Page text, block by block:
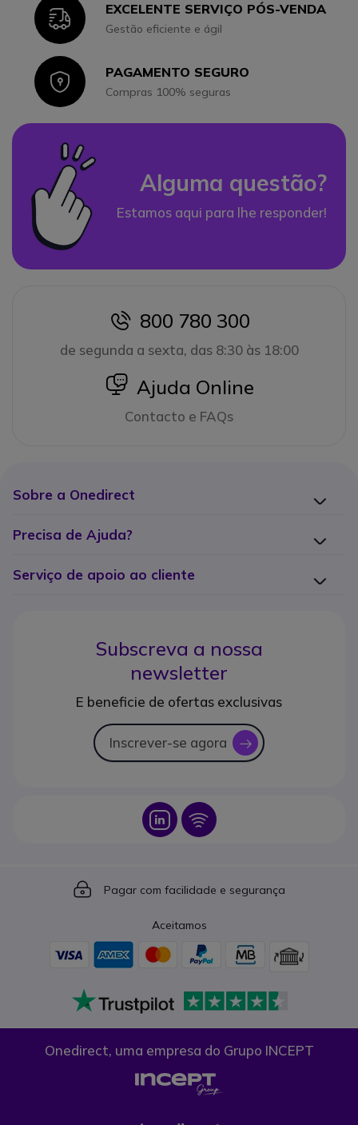
IconEXCELENTE SERVIÇO PÓS-VENDA
Gestão eficiente e ágil
IconPAGAMENTO SEGURO
Compras 100% seguras
Alguma questão?
Estamos aqui para lhe responder!
icon
800 780 300
de segunda a sexta, das 8:30 às 18:00
icon
Ajuda Online
Contacto e FAQs
Sobre a Onedirect
Precisa de Ajuda?
Serviço de apoio ao cliente
Subscreva a nossa
newsletter
E beneficie de ofertas exclusivas
Inscrever-se agora icon
Icon Icon
Icon
Pagar com facilidade e segurança
Aceitamos
Onedirect, uma empresa do Grupo INCEPT